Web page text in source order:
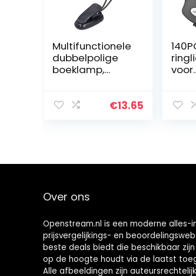
Multifunctionele
dubbelpolige
boeklamp,
LED-lampkralen,
€13.65
voor
Over ons
Openstream.nl is een moderne alles-
prijsvergelijkings- en
beste deals biedt die beschikbaar
op de hoogte houdt via de laatst
Alle afbeeldingen zijn